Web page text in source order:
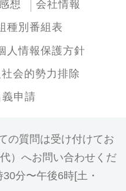
想
会社情報
種別番組表
人情報保護方針
社会的勢力排除
申請
の質問は受け付けてお
）へお問い合わせくだ
分〜午後6時[土・